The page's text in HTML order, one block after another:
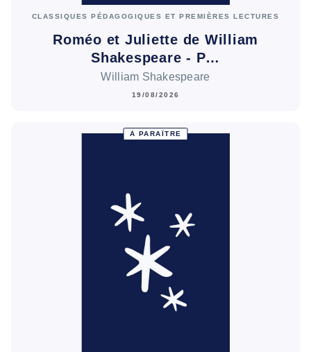
CLASSIQUES PÉDAGOGIQUES ET PREMIÈRES LECTURES
Roméo et Juliette de William
Shakespeare - P…
William Shakespeare
19/08/2026
À PARAÎTRE